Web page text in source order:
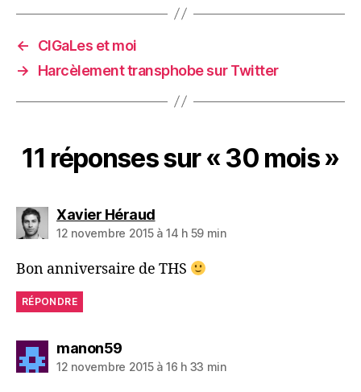
←
CIGaLes et moi
→
Harcèlement transphobe sur Twitter
11 réponses sur « 30 mois »
Xavier Hérauddit :
12 novembre 2015 à 14 h 59 min
Bon anniversaire de THS
RÉPONDRE
manon59dit :
12 novembre 2015 à 16 h 33 min